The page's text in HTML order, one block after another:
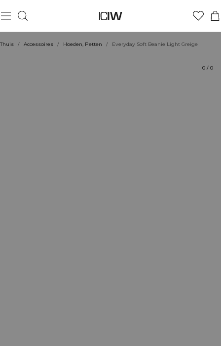
Thuis / Accessoires / Hoeden, Petten / Everyday Soft Beanie Light Greige
0 / 0